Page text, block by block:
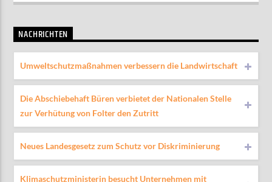
NACHRICHTEN
Umweltschutzmaßnahmen verbessern die Landwirtschaft
Die Abschiebehaft Büren verbietet der Nationalen Stelle
zur Verhütung von Folter den Zutritt
Neues Landesgesetz zum Schutz vor Diskriminierung
Klimaschutzministerin besucht Unternehmen mit